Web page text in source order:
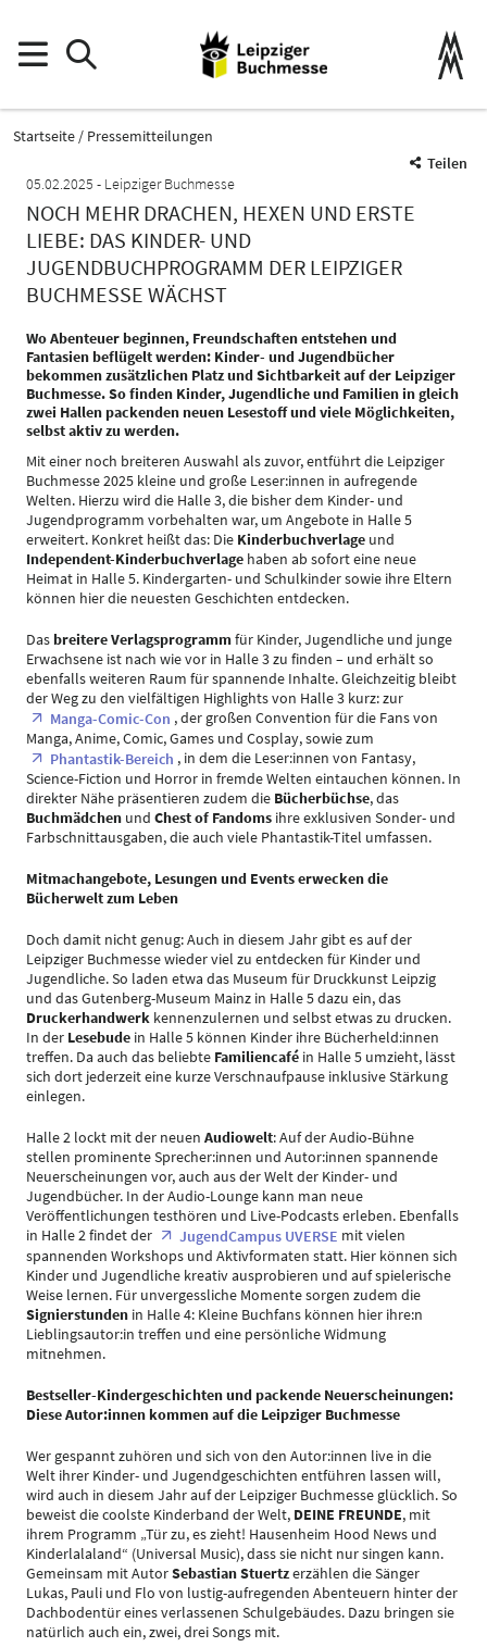
Startseite
Pressemitteilungen
Teilen
05.02.2025
Leipziger Buchmesse
NOCH MEHR DRACHEN, HEXEN UND ERSTE
LIEBE: DAS KINDER- UND
JUGENDBUCHPROGRAMM DER LEIPZIGER
BUCHMESSE WÄCHST
Wo Abenteuer beginnen, Freundschaften entstehen und
Fantasien beflügelt werden: Kinder- und Jugendbücher
bekommen zusätzlichen Platz und Sichtbarkeit auf der Leipziger
Buchmesse. So finden Kinder, Jugendliche und Familien in gleich
zwei Hallen packenden neuen Lesestoff und viele Möglichkeiten,
selbst aktiv zu werden.
Mit einer noch breiteren Auswahl als zuvor, entführt die Leipziger
Buchmesse 2025 kleine und große Leser:innen in aufregende
Welten. Hierzu wird die Halle 3, die bisher dem Kinder- und
Jugendprogramm vorbehalten war, um Angebote in Halle 5
erweitert. Konkret heißt das: Die Kinderbuchverlage und
Independent-Kinderbuchverlage haben ab sofort eine neue
Heimat in Halle 5. Kindergarten- und Schulkinder sowie ihre Eltern
können hier die neuesten Geschichten entdecken.
Das breitere Verlagsprogrammfür Kinder, Jugendliche und junge
Erwachsene ist nach wie vor in Halle 3 zu finden – und erhält so
ebenfalls weiteren Raum für spannende Inhalte. Gleichzeitig bleibt
der Weg zu den vielfältigen Highlights von Halle 3 kurz: zur
Manga-Comic-Con , der großen Convention für die Fans von
Manga, Anime, Comic, Games und Cosplay, sowie zum
Phantastik-Bereich , in dem die Leser:innen von Fantasy,
Science-Fiction und Horror in fremde Welten eintauchen können. In
direkter Nähe präsentieren zudem die Bücherbüchse, das
Buchmädchen und Chest of Fandoms ihre exklusiven Sonder- und
Farbschnittausgaben, die auch viele Phantastik-Titel umfassen.
Mitmachangebote, Lesungen und Events erwecken die
Bücherwelt zum Leben
Doch damit nicht genug: Auch in diesem Jahr gibt es auf der
Leipziger Buchmesse wieder viel zu entdecken für Kinder und
Jugendliche. So laden etwa das Museum für Druckkunst Leipzig
und das Gutenberg-Museum Mainz in Halle 5 dazu ein, das
Druckerhandwerk kennenzulernen und selbst etwas zu drucken.
In der Lesebude in Halle 5 können Kinder ihre Bücherheld:innen
treffen. Da auch das beliebte Familiencafé in Halle 5 umzieht, lässt
sich dort jederzeit eine kurze Verschnaufpause inklusive Stärkung
einlegen.
Halle 2 lockt mit der neuen Audiowelt: Auf der Audio-Bühne
stellen prominente Sprecher:innen und Autor:innen spannende
Neuerscheinungen vor, auch aus der Welt der Kinder- und
Jugendbücher. In der Audio-Lounge kann man neue
Veröffentlichungen testhören und Live-Podcasts erleben. Ebenfalls
in Halle 2 findet der
JugendCampus UVERSE mit vielen
spannenden Workshops und Aktivformaten statt. Hier können sich
Kinder und Jugendliche kreativ ausprobieren und auf spielerische
Weise lernen. Für unvergessliche Momente sorgen zudem die
Signierstunden in Halle 4: Kleine Buchfans können hier ihre:n
Lieblingsautor:in treffen und eine persönliche Widmung
mitnehmen.
Bestseller-Kindergeschichten und packende Neuerscheinungen:
Diese Autor:innen kommen auf die Leipziger Buchmesse
Wer gespannt zuhören und sich von den Autor:innen live in die
Welt ihrer Kinder- und Jugendgeschichten entführen lassen will,
wird auch in diesem Jahr auf der Leipziger Buchmesse glücklich. So
beweist die coolste Kinderband der Welt, DEINE FREUNDE, mit
ihrem Programm „Tür zu, es zieht! Hausenheim Hood News und
Kinderlalaland“ (Universal Music), dass sie nicht nur singen kann.
Gemeinsam mit AutorSebastian Stuertzerzählen die Sänger
Lukas, Pauli und Flo von lustig-aufregenden Abenteuern hinter der
Dachbodentür eines verlassenen Schulgebäudes. Dazu bringen sie
natürlich auch ein, zwei, drei Songs mit.